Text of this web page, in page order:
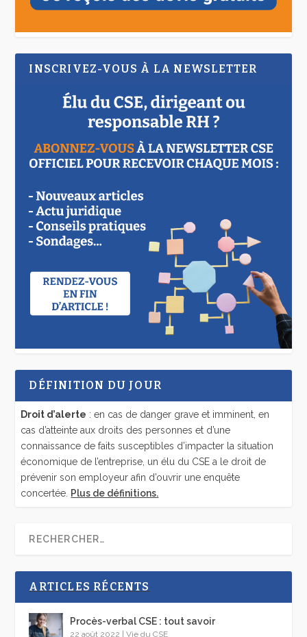
INSCRIVEZ-VOUS À LA NEWSLETTER
DÉFINITION DU JOUR
Droit d’alerte : en cas de danger grave et imminent, en
cas d’atteinte aux droits des personnes et d’une
connaissance de faits susceptibles d’impacter la situation
économique de l’entreprise, un élu du CSE a le droit de
prévenir son employeur afin d’ouvrir une enquête
concertée. Plus de définitions.
ARTICLES RÉCENTS
Procès-verbal CSE : tout savoir
22 août 2022 |Vie du CSE